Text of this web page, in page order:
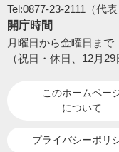
Tel:0877-23-2111（代表
開庁時間
月曜日から金曜日ま
（祝日・休日、12月
このホームペー
について
プライバシーポリ